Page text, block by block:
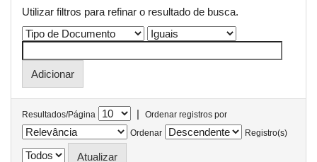
Utilizar filtros para refinar o resultado de busca.
Resultados/Página |
Ordenar registros por
Ordenar
Registro(s)